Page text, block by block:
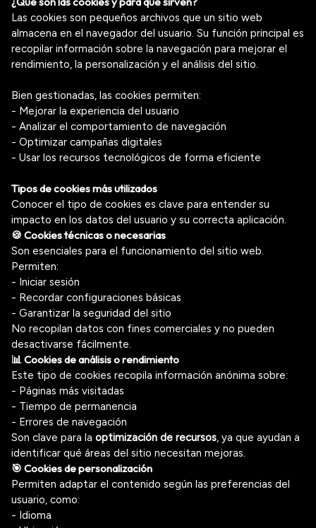
Las cookies son pequeños archivos que un sitio web
almacena en el navegador del usuario. Su función principal es
recopilar información sobre la navegación para mejorar el
rendimiento, la personalización y el análisis del sitio.
Bien gestionadas, las cookies permiten:
- Mejorar la experiencia del usuario
- Analizar el comportamiento de navegación
- Optimizar campañas digitales
- Usar los recursos tecnológicos de forma eficiente
Tipos de cookies más utilizados
Conocer el tipo de cookies es clave para entender su
impacto en los datos del usuario y su correcta aplicación.
🍪 Cookies técnicas o necesarias
Son esenciales para el funcionamiento del sitio web.
Permiten:
- Iniciar sesión
- Recordar configuraciones básicas
- Garantizar la seguridad del sitio
No recopilan datos con fines comerciales y no pueden
desactivarse fácilmente.
📊 Cookies de análisis o rendimiento
Este tipo de cookies recopila información anónima sobre:
- Páginas más visitadas
- Tiempo de permanencia
- Errores de navegación
Son clave para la optimización de recursos, ya que ayudan a
identificar qué áreas del sitio necesitan mejoras.
🎯 Cookies de personalización
Permiten adaptar el contenido según las preferencias del
usuario, como:
- Idioma